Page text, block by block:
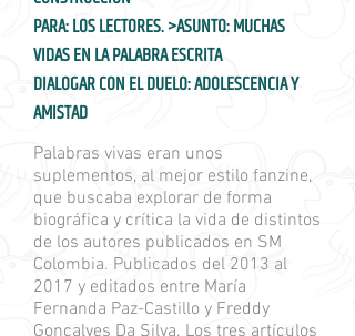
PARA: LOS LECTORES. >ASUNTO: MUCHAS
VIDAS EN LA PALABRA ESCRITA
DIALOGAR CON EL DUELO: ADOLESCENCIA Y
AMISTAD
Palabras vivas eran unos
suplementos, al mejor estilo fanzine,
que buscaba explorar de forma
biográfica y crítica la vida de distintos
de los autores publicados en SM
Colombia. Publicados del 2013 al
2017 y editados entre María
Fernanda Paz-Castillo y Freddy
Gonçalves Da Silva. Los tres artículos